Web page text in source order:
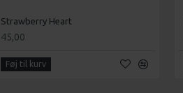
Strawberry Heart
45,00
Føj til kurv